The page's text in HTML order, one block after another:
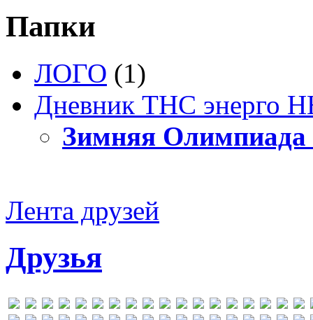
Папки
ЛОГО (1)
Дневник ТНС энерго
Зимняя
Лента друзей
Друзья